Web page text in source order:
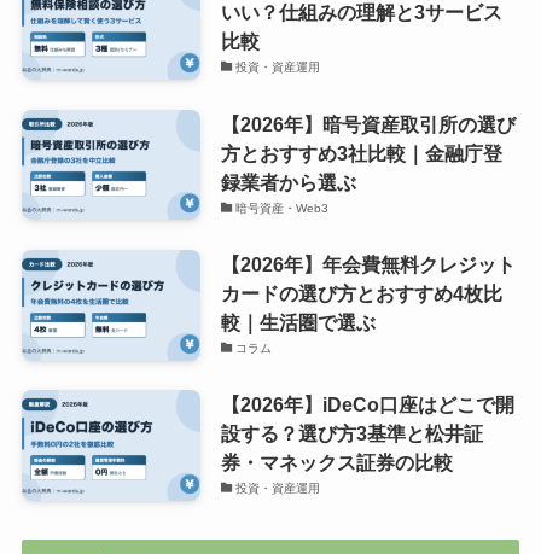
いい？仕組みの理解と3サービス
比較
投資・資産運用
【2026年】暗号資産取引所の選び
方とおすすめ3社比較｜金融庁登
録業者から選ぶ
暗号資産・Web3
【2026年】年会費無料クレジット
カードの選び方とおすすめ4枚比
較｜生活圏で選ぶ
コラム
【2026年】iDeCo口座はどこで開
設する？選び方3基準と松井証
券・マネックス証券の比較
投資・資産運用